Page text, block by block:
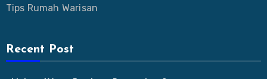
Tips Rumah Warisan
Recent Post